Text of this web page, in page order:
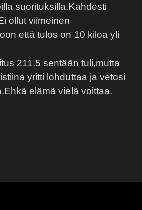
suorituksilla.Kahdesti
ollut viimeinen
että tulos on 10 kiloa yli
211.5 sentään tuli,mutta
yritti lohduttaa ja vetosi
elämä vielä voittaa.